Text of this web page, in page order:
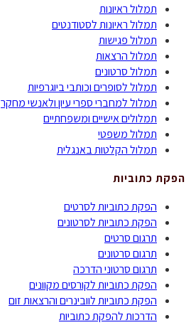
תמלול ראיונות
תמלול ראיונות לסטודנטים
תמלול פגישות
תמלול הרצאות
תמלול סרטונים
תמלול לסופרים וכותבי ביוגרפיות
תמלול למחברי ספרי עיון ולאנשי מחקר
תמלולים אישיים ומשפחתיים
תמלול משפטי
תמלול הקלטות באנגלית
הפקת כתוביות
הפקת כתוביות לסרטים
הפקת כתוביות לסרטונים
תרגום סרטים
תרגום סרטונים
תרגום סרטוני הדרכה
הפקת כתוביות לקורסים מקוונים
הפקת כתוביות לוובינרים והרצאות זום
הדרכות להפקת כתוביות